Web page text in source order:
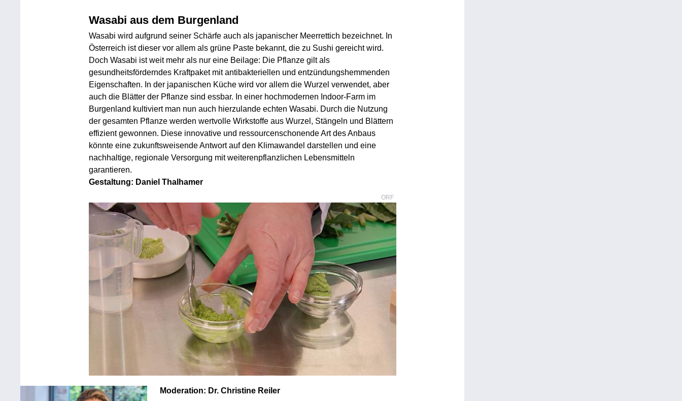
Wasabi aus dem Burgenland
Wasabi wird aufgrund seiner Schärfe auch als japanischer Meerrettich bezeichnet. In
Österreich ist dieser vor allem als grüne Paste bekannt, die zu Sushi gereicht wird.
Doch Wasabi ist weit mehr als nur eine Beilage: Die Pflanze gilt als
gesundheitsförderndes Kraftpaket mit antibakteriellen und entzündungshemmenden
Eigenschaften. In der japanischen Küche wird vor allem die Wurzel verwendet, aber
auch die Blätter der Pflanze sind essbar. In einer hochmodernen Indoor-Farm im
Burgenland kultiviert man nun auch hierzulande echten Wasabi. Durch die Nutzung
der gesamten Pflanze werden wertvolle Wirkstoffe aus Wurzel, Stängeln und Blättern
effizient gewonnen. Diese innovative und ressourcenschonende Art des Anbaus
könnte eine zukunftsweisende Antwort auf den Klimawandel darstellen und eine
nachhaltige, regionale Versorgung mit weiterenpflanzlichen Lebensmitteln
garantieren.
Gestaltung: Daniel Thalhamer
ORF
Moderation: Dr. Christine Reiler